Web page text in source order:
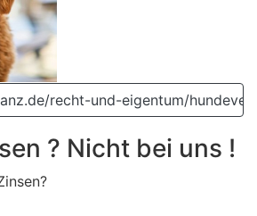
recht-und-eigentum/
? Nicht bei uns !